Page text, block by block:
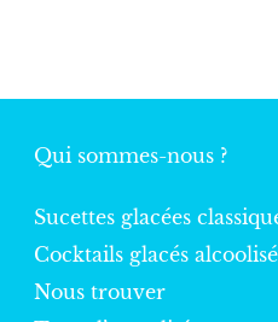
Qui sommes-nous ?
Sucettes glacées
Cocktails glacés
Nous trouver